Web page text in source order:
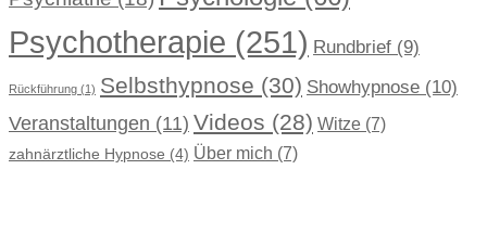
Psychotherapie (251) Rundbrief (9)
Rückführung (1) Selbsthypnose (30) Showhypnose (10)
Veranstaltungen (11) Videos (28) Witze (7)
zahnärztliche Hypnose (4) Über mich (7)